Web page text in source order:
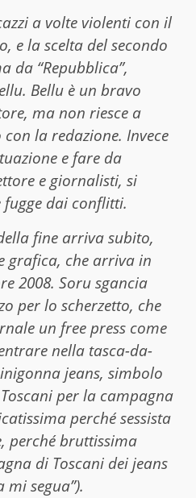
a volte violenti con il
e la scelta del secondo
da “Repubblica”,
Bellu è un bravo
ma non riesce a
la redazione. Invece
e fare da
e giornalisti, si
fugge dai conflitti.
fine arriva subito,
grafica, che arriva in
2008. Soru sgancia
per lo scherzetto, che
un free press come
nella tasca-da-
jeans, simbolo
per la campagna
perché sessista
perché bruttissima
di Toscani dei jeans
mi segua”).